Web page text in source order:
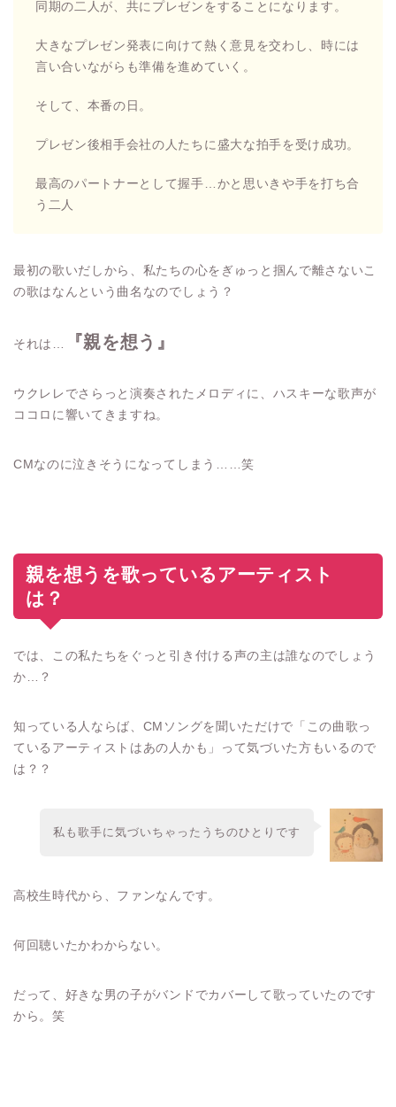
同期の二人が、共にプレゼンをすることになります。
大きなプレゼン発表に向けて熱く意見を交わし、時には
言い合いながらも準備を進めていく。
そして、本番の日。
プレゼン後相手会社の人たちに盛大な拍手を受け成功。
最高のパートナーとして握手…かと思いきや手を打ち合
う二人
最初の歌いだしから、私たちの心をぎゅっと掴んで離さないこ
の歌はなんという曲名なのでしょう？
それは… 『親を想う』
ウクレレでさらっと演奏されたメロディに、ハスキーな歌声が
ココロに響いてきますね。
CMなのに泣きそうになってしまう……笑
親を想うを歌っているアーティスト
は？
では、この私たちをぐっと引き付ける声の主は誰なのでしょう
か…？
知っている人ならば、CMソングを聞いただけで「この曲歌っ
ているアーティストはあの人かも」って気づいた方もいるので
は？？
私も歌手に気づいちゃったうちのひとりです
高校生時代から、ファンなんです。
何回聴いたかわからない。
だって、好きな男の子がバンドでカバーして歌っていたのです
から。笑